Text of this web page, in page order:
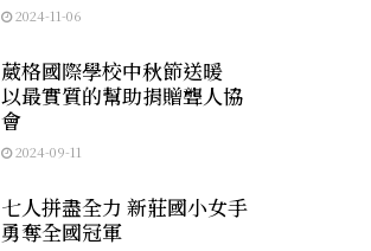
2024-11-06
葳格國際學校中秋節送暖
以最實質的幫助捐贈聾人協
會
2024-09-11
七人拼盡全力 新莊國小女手
勇奪全國冠軍